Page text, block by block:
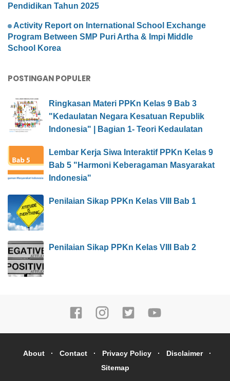
Pendidikan Tahun 2025
Activity Report on International School Exchange
Program Between SMP Puri Artha & Impi Middle
School Korea
POSTINGAN POPULER
Ringkasan Materi PPKn Kelas 9 Bab 3
"Kedaulatan Negara Kesatuan Republik
Indonesia" | Bagian 1- Teori Kedaulatan
Lembar Kerja Siwa Interaktif PPKn Kelas 9
Bab 5 "Harmoni Keberagaman Masyarakat
Indonesia"
Penilaian Sikap PPKn Kelas VIII Bab 1
Penilaian Sikap PPKn Kelas VIII Bab 2
About Contact Privacy Policy
Disclaimer
Sitemap